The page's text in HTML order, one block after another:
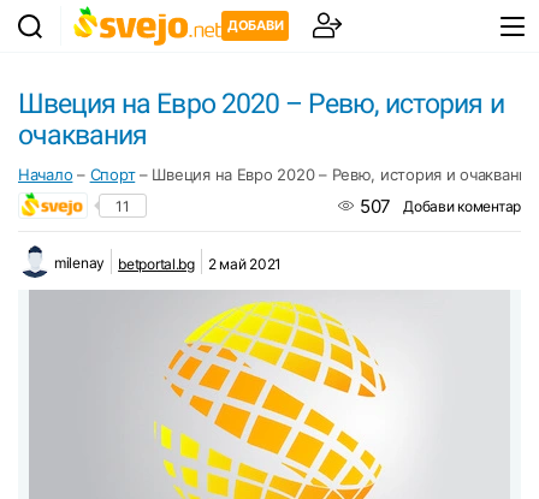
ДОБАВИ
Швеция на Евро 2020 – Ревю, история и
очаквания
Начало – Спорт– Швеция на Евро 2020 – Ревю, история и очаквания
11 507 Добави коментар
milenay betportal.bg 2 май 2021